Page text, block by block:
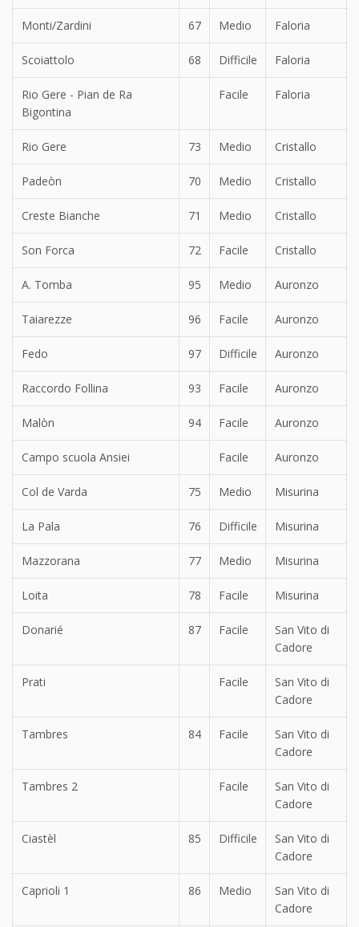
Monti/Zardini 67 Medio Faloria
Scoiattolo 68 Difficile Faloria
Rio Gere - Pian de Ra
Bigontina
Facile Faloria
Rio Gere 73 Medio Cristallo
Padeòn 70 Medio Cristallo
Creste Bianche 71 Medio Cristallo
Son Forca 72 Facile Cristallo
A. Tomba 95 Medio Auronzo
Taiarezze 96 Facile Auronzo
Fedo 97 Difficile Auronzo
Raccordo Follina 93 Facile Auronzo
Malòn 94 Facile Auronzo
Campo scuola Ansiei Facile Auronzo
Col de Varda 75 Medio Misurina
La Pala 76 Difficile Misurina
Mazzorana 77 Medio Misurina
Loita 78 Facile Misurina
Donarié 87 Facile
San Vito di
Cadore
Prati Facile
San Vito di
Cadore
Tambres 84 Facile
San Vito di
Cadore
Tambres 2 Facile
San Vito di
Cadore
Ciastèl 85 Difficile
San Vito di
Cadore
Caprioli 1 86 Medio
San Vito di
Cadore